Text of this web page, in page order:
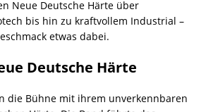
Neue Deutsche Härte über
bis hin zu kraftvollem Industrial –
etwas dabei.
Deutsche Härte
die Bühne mit ihrem unverkennbaren